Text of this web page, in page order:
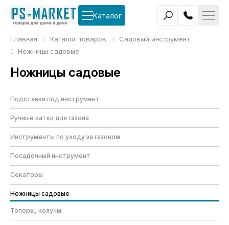
Каталог
Главная Каталог товаров
Садовый инструмент
Ножницы садовые
Ножницы садовые
Подставки под инструмент
Ручные катки для газона
Инструменты по уходу за газоном
Посадочный инструмент
Секаторы
Ножницы садовые
Топоры, колуны